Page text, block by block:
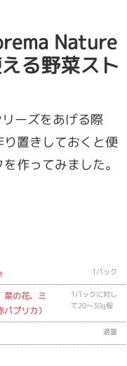
Nature
る野菜スト
ーズをあげる際
置きしておくと便
作ってみました。
1パック
菜の花、ミ
プリカ）
1パックに対し
て20〜30g程
適量